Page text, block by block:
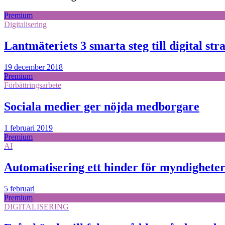
Premium
Digitalisering
Lantmäteriets 3 smarta steg till digital
19 december 2018
Premium
Förbättringsarbete
Sociala medier ger nöjda medborgare
1 februari 2019
Premium
AI
Automatisering ett hinder för myndigheter
5 februari
Premium
DIGITALISERING